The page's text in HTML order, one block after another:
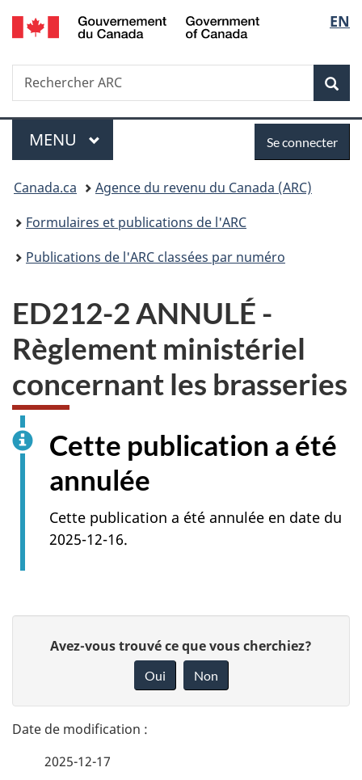
Passer
au
Passer
à
du
Passer
à
simplifiée
de
la
EN
Recherche
Rechercher
ARC
Menu
MENU PRINCIPAL
connecter
Se connecter
Vous
êtes
ici :
Canada.ca
Agence du revenu du Canada (ARC)
Formulaires et publications de l'ARC
Publications de l'ARC classées par numéro
ED212-2 ANNULÉ -
Règlement ministériel
concernant les brasseries
Cette publication a été
annulée
Cette publication a été annulée en date du
2025-12-16.
t
a
n
Avez-vous trouvé ce que vous cherchiez?
Oui Non
2025-12-17